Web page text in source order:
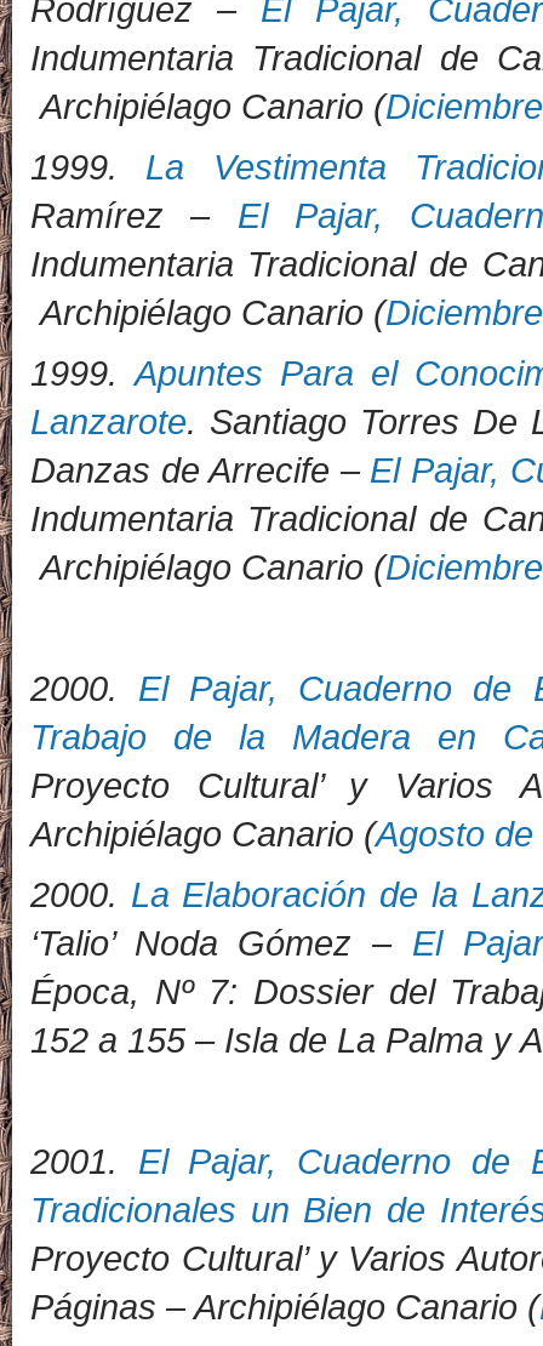
Rodríguez – El Pajar,
Indumentaria Tradicional de
Archipiélago Canario (
1999. La Vestimenta
Ramírez – El Pajar,
Indumentaria Tradicional de
Archipiélago Canario (
1999.Apuntes Para el
Lanzarote. Santiago Torres De
Danzas de Arrecife – El Pajar,
Indumentaria Tradicional de
Archipiélago Canario (
2000. El Pajar, Cuaderno de
Trabajo de la Madera en
Proyecto Cultural’ y
Archipiélago Canario (Agosto de
2000. La Elaboración de la
‘Talio’ Noda Gómez – El
Época, Nº 7: Dossier del
152 a 155 – Isla de La Palma y
2001. El Pajar, Cuaderno de
Tradicionales un Bien de
Proyecto Cultural’ y Varios
Páginas – Archipiélago Canario (